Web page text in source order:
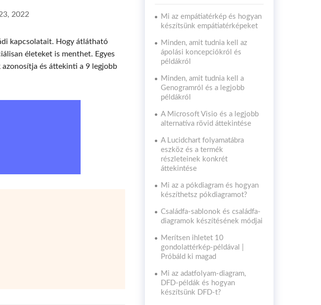
2022
kapcsolatait. Hogy átlátható
életeket is menthet. Egyes
és áttekinti a 9 legjobb
Mi az empátiatérkép és hogyan
készítsünk empátiatérképeket
Minden, amit tudnia kell az
ápolási koncepciókról és
példákról
Minden, amit tudnia kell a
Genogramról és a legjobb
példákról
A Microsoft Visio és a legjobb
alternatíva rövid áttekintése
A Lucidchart folyamatábra
eszköz és a termék
részleteinek konkrét
áttekintése
Mi az a pókdiagram és hogyan
készíthetsz pókdiagramot?
Családfa-sablonok és családfa-
diagramok készítésének módjai
Merítsen ihletet 10
gondolattérkép-példával |
Próbáld ki magad
Mi az adatfolyam-diagram,
DFD-példák és hogyan
készítsünk DFD-t?